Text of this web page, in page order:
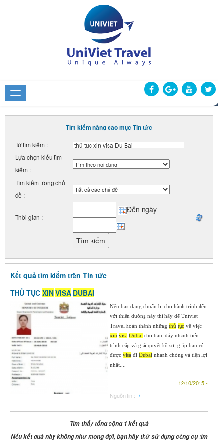
Tìm kiếm nâng cao mục Tin tức
Từ tìm kiếm :
Lựa chọn kiểu tìm
kiếm :
Tìm kiếm trong chủ
đề :
Thời gian :
Đến ngày
Kết quả tìm kiếm trên Tin tức
THỦ TỤC XIN VISA DUBAI
Nếu bạn đang chuẩn bị cho hành trình đến
với thiên đường này thì hãy để Univiet
Travel hoàn thành những thủ tục về việc
xin visa Dubai cho bạn, đẩy nhanh tiến
trình cấp và giải quyết hồ sơ, giúp bạn có
được visa đi Dubai nhanh chóng và tiện lợi
nhất....
12/10/2015 -
Nguồn tin : -/-
Tìm thấy tổng cộng 1 kết quả
Nếu kết quả này không như mong đợi, bạn hãy thử sử dụng công cụ tìm